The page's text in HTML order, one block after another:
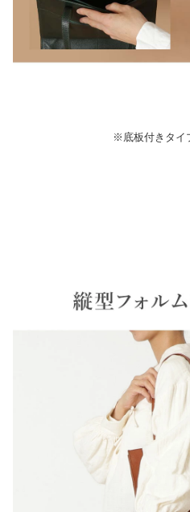
※底板付きタイ